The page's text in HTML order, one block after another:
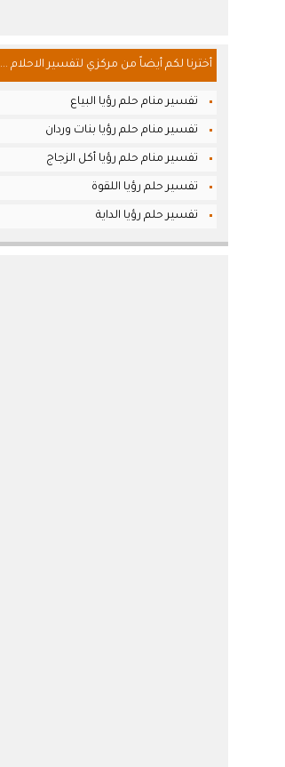
أخترنا لكم أيضاً من مركزي لتفسير الاحلام ...
تفسير منام حلم رؤيا البياع
تفسير منام حلم رؤيا بنات وردان
تفسير منام حلم رؤيا أكل الزجاج
تفسير حلم رؤيا اللقوة
تفسير حلم رؤيا الداية